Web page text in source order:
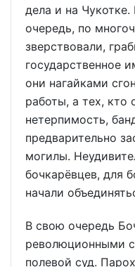
дела и на
очередь, по
зверствовали,
государственное
они нагайками
работы, а тех, кто
нетерпимость,
предварительно
могилы.
бочкарёвцев, для
начали
В свою очередь
революционными
полевой суд.